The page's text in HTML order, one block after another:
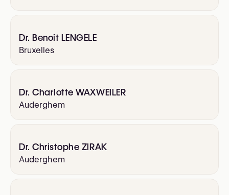
Dr. Benoit LENGELE
Bruxelles
Dr. Charlotte WAXWEILER
Auderghem
Dr. Christophe ZIRAK
Auderghem